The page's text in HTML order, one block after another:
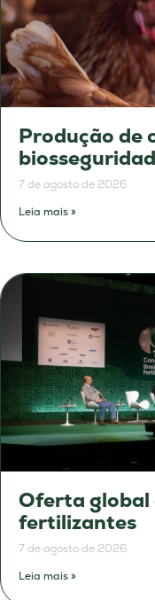
Produção de
7 de agosto de 2026
Leia mais »
Oferta global
fertilizantes
7 de agosto de 2026
Leia mais »